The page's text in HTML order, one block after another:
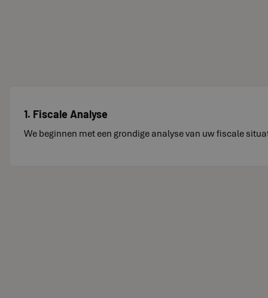
1. Fiscale Analyse
We beginnen met een grondige analyse van uw fiscale